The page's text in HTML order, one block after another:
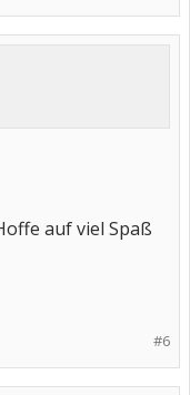
auf viel Spaß
#6